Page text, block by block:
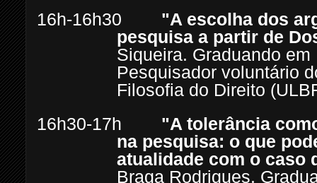
16h-16h30 "A escolha dos
pesquisa a partir de
Siqueira. Graduando
Pesquisador voluntário
Filosofia do Direito
16h30-17h "A tolerância
na pesquisa: o que
atualidade com o caso
Braga Rodrigues.